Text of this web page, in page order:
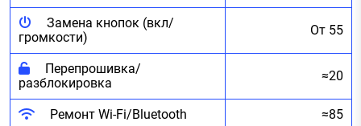
Замена кнопок (вкл/
громкости)
От 55
Перепрошивка/
разблокировка
≈20
Ремонт Wi-Fi/Bluetooth ≈85